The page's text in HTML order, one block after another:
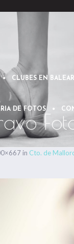
CLUBES EN
DE FOTOS
in Cto. de